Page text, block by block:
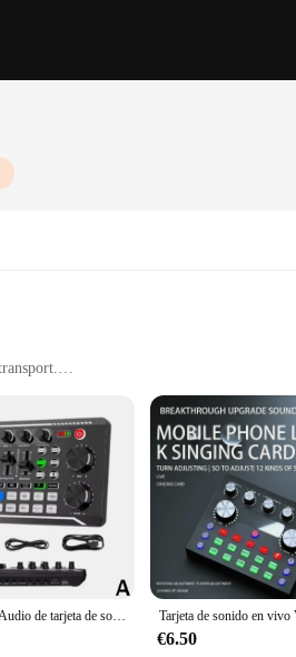
concert venues.
tailored for easy handling and storage.
the demands of DJs and music
performing live or recording in the
allowing for seamless transitions and
your needs. Its versatility is evident in
ensuring that you can take your
Interfaz de Audio de tarjeta de sonido en vivo con efectos de mezclador de DJ, mezclador en inglés de voz F998 para transmisión en vivo, juego de soporte para canto
€6.50